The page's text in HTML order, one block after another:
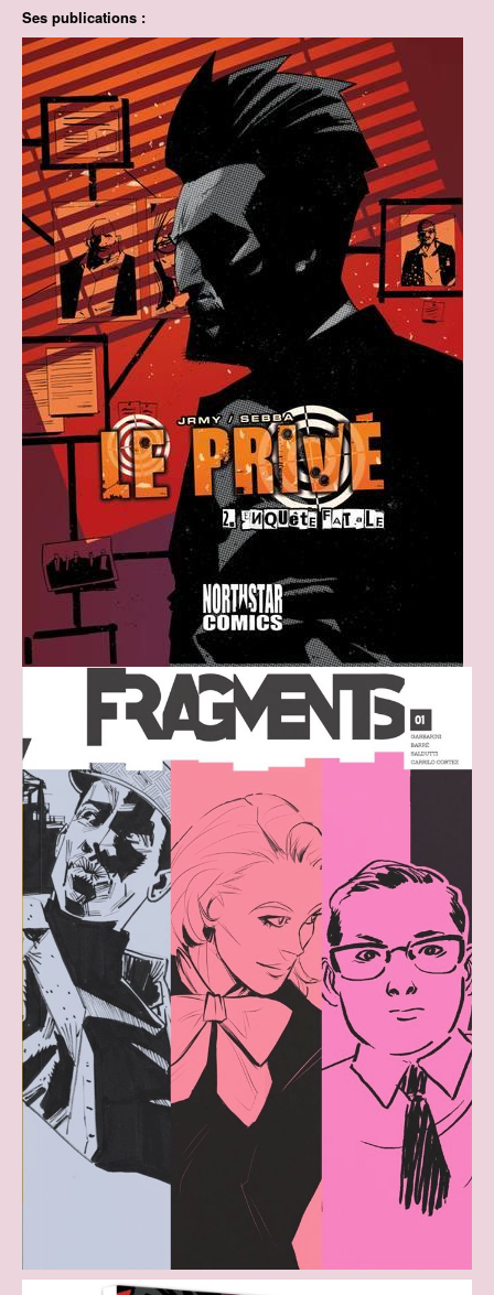
Ses publications :